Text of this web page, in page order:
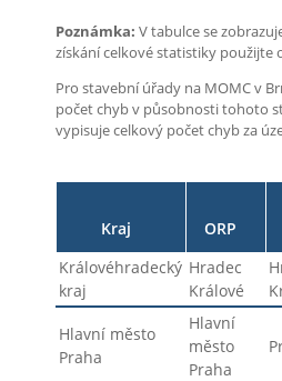
Poznámka: V tabulce se
získání celkové statistiky použijte
Pro stavební úřady na MOMC v
počet chyb v působnosti tohoto
vypisuje celkový počet chyb za
Kraj ORP
Královéhradecký
kraj
Hradec
Králové
Hlavní město
Praha
Hlavní
město
Praha